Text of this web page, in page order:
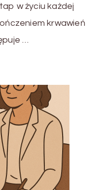
w życiu każdej
krwawień
…